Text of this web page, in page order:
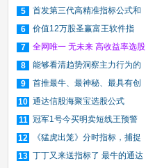
5
首发第三代高精准指标公式和
选股公式“飙升买点”简介（免费
版）
6
价值12万股圣赢富王软件指
标，网上绝无仅有（主图 源码）
7
全网唯一 无未来 高收益率选股
预警指标——呯凡攻击
8
能够看清趋势洞察主力行为的
macd－－-macd看透主力
9
首推最牛、最神秘、最具有创
造性和最精准的内幕消息金钻指标
（免费版）
10 通达信股海聚宝选股公式
11 冠军1号今买明卖短线王预警
指标发布（无未来函数）
12
《猛虎出笼》分时指标，捕捉
涨停更加精准！
13 丁丁又来送指标了 最牛的通达